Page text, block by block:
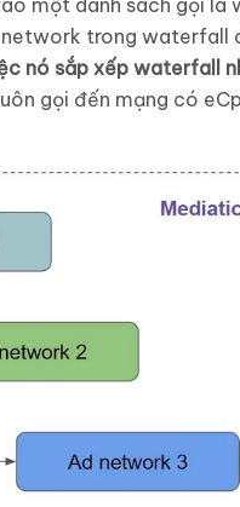
trong waterfall
nó sắp xếp waterfall
gọi đến mạng có